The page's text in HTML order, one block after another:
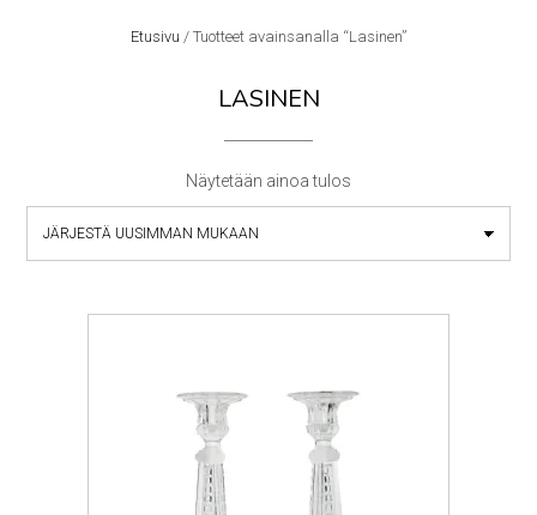
Etusivu / Tuotteet avainsanalla “Lasinen”
LASINEN
Näytetään ainoa tulos